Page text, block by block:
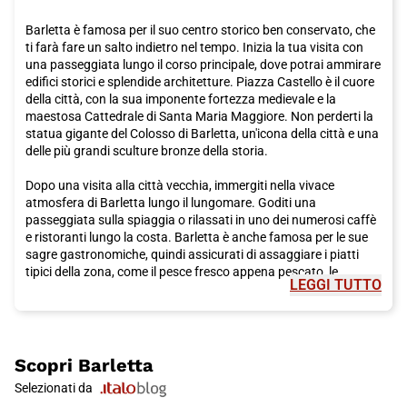
Barletta è famosa per il suo centro storico ben conservato, che
ti farà fare un salto indietro nel tempo. Inizia la tua visita con
una passeggiata lungo il corso principale, dove potrai ammirare
edifici storici e splendide architetture. Piazza Castello è il cuore
della città, con la sua imponente fortezza medievale e la
maestosa Cattedrale di Santa Maria Maggiore. Non perderti la
statua gigante del Colosso di Barletta, un'icona della città e una
delle più grandi sculture bronze della storia.
Dopo una visita alla città vecchia, immergiti nella vivace
atmosfera di Barletta lungo il lungomare. Goditi una
passeggiata sulla spiaggia o rilassati in uno dei numerosi caffè
e ristoranti lungo la costa. Barletta è anche famosa per le sue
sagre gastronomiche, quindi assicurati di assaggiare i piatti
tipici della zona, come il pesce fresco appena pescato, le
orecchiette con le cime di rapa o i taralli pugliesi.
Esplora le imponenti mura e visita il museo all'interno, che
racconta la storia del castello e della città. Passeggiando per le
strade del centro storico, scoprirai anche numerose chiese e
LEGGI TUTTO
Scopri Barletta
Selezionati da